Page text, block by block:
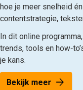
hoe je meer snelheid
contentstrategie,
In dit online
trends, tools en how-
je kans.
Bekijk meer arrow_forward